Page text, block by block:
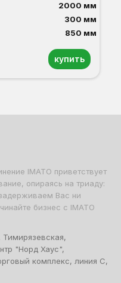
2000 мм
300 мм
850 мм
купить
IMATO приветствует
опираясь на триаду:
Вас ни
бизнес с IMATO
"Норд Хаус",
комплекс, линия С,